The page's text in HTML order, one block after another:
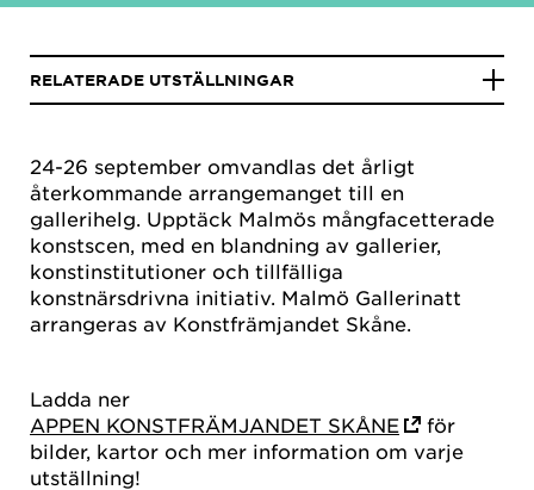
24-26 september omvandlas det årligt
återkommande arrangemanget till en
gallerihelg. Upptäck Malmös mångfacetterade
konstscen, med en blandning av gallerier,
konstinstitutioner och tillfälliga
konstnärsdrivna initiativ. Malmö Gallerinatt
arrangeras av Konstfrämjandet Skåne.
Ladda ner
APPEN KONSTFRÄMJANDET SKÅNE
för
bilder, kartor och mer information om varje
utställning!
RELATERADE UTSTÄLLNINGAR